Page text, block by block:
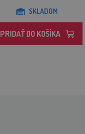
SKLADOM
PRIDAŤ DO KOŠÍKA